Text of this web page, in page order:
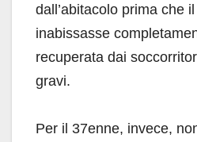
dall’abitacolo prima che
inabissasse
recuperata dai
gravi.
Per il 37enne, invece,